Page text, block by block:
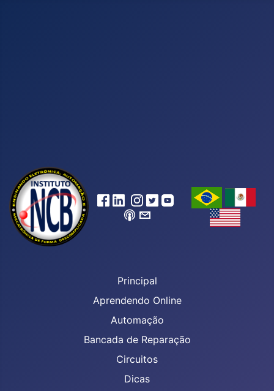
Principal
Aprendendo Online
Automação
Bancada de Reparação
Circuitos
Dicas